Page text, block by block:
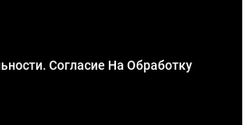
Согласие На Обработку